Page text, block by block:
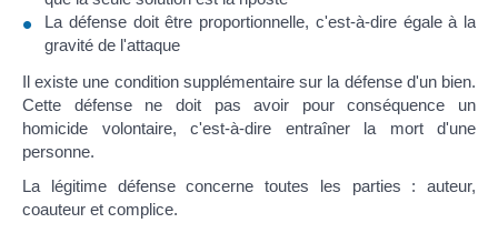
La défense doit être proportionnelle, c'est-à-dire égale à la
gravité de l'attaque
Il existe une condition supplémentaire sur la défense d'un bien.
Cette défense ne doit pas avoir pour conséquence un
homicide volontaire, c'est-à-dire entraîner la mort d'une
personne.
La légitime défense concerne toutes les parties : auteur,
coauteur et complice.